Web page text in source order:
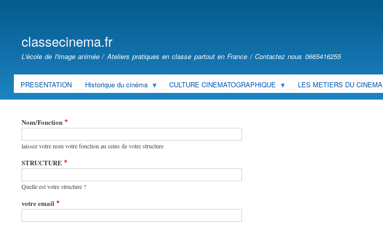
menu
classecinéma.fr
classecinema.fr
L'école de l'image animée / Ateliers pratiques en classe partout en France / Contactez nous 0665416255
PRESENTATION Historique du cinéma CULTURE CINEMATOGRAPHIQUE LES METIERS DU CINEMA
Nom/Fonction
laissez votre nom votre fonction au seins de votre structure
STRUCTURE
Quelle est votre structure ?
votre email